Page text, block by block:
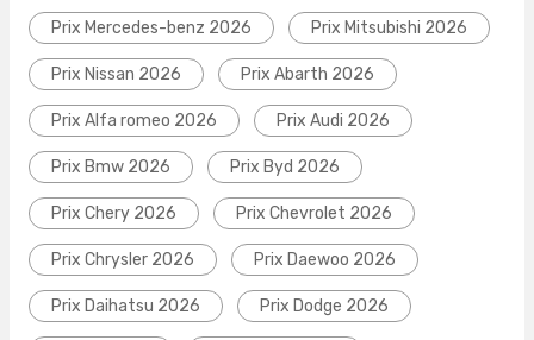
Prix Mercedes-benz 2026 Prix Mitsubishi 2026
Prix Nissan 2026 Prix Abarth 2026
Prix Alfa romeo 2026 Prix Audi 2026
Prix Bmw 2026 Prix Byd 2026
Prix Chery 2026 Prix Chevrolet 2026
Prix Chrysler 2026 Prix Daewoo 2026
Prix Daihatsu 2026 Prix Dodge 2026